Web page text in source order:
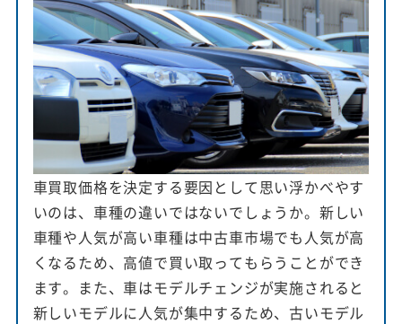
車買取価格を決定する要因として思い浮かべやす
いのは、車種の違いではないでしょうか。新しい
車種や人気が高い車種は中古車市場でも人気が高
くなるため、高値で買い取ってもらうことができ
ます。また、車はモデルチェンジが実施されると
新しいモデルに人気が集中するため、古いモデル